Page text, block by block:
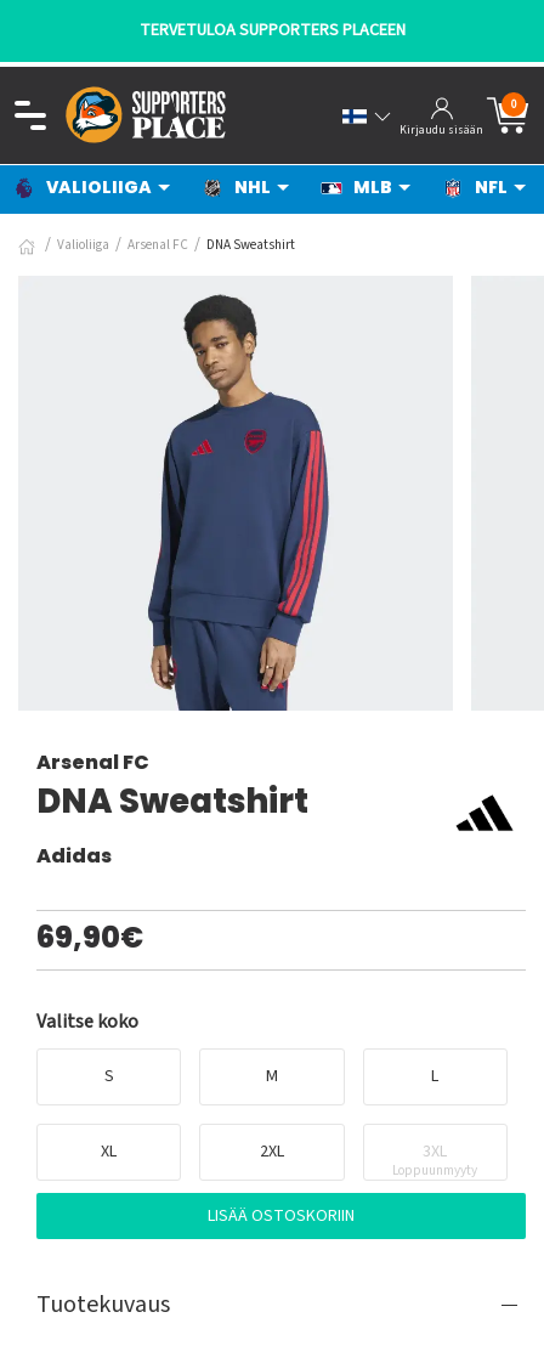
TERVETULOA SUPPORTERS PLACEEN
Kirjaudu sisään
0
VALIOLIIGA NHL MLB NFL
Valioliiga Arsenal FC DNA Sweatshirt
Arsenal FC
DNA Sweatshirt
Adidas
69,90€
Valitse koko
S M L
XL 2XL 3XL
Loppuunmyyty
LISÄÄ OSTOSKORIIN
Tuotekuvaus